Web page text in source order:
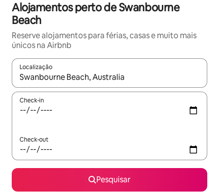
Alojamentos perto de Swanbourne
Beach
Reserve alojamentos para férias, casas e muito mais
únicos na Airbnb
Localização
Quando os resultados estiverem disponíveis, navegue com
Check-in
Check-out
Pesquisar